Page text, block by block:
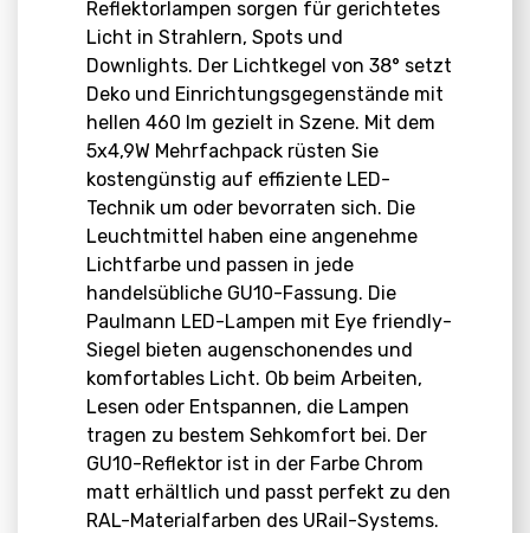
Reflektorlampen sorgen für gerichtetes
Licht in Strahlern, Spots und
Downlights. Der Lichtkegel von 38° setzt
Deko und Einrichtungsgegenstände mit
hellen 460 lm gezielt in Szene. Mit dem
5x4,9W Mehrfachpack rüsten Sie
kostengünstig auf effiziente LED-
Technik um oder bevorraten sich. Die
Leuchtmittel haben eine angenehme
Lichtfarbe und passen in jede
handelsübliche GU10-Fassung. Die
Paulmann LED-Lampen mit Eye friendly-
Siegel bieten augenschonendes und
komfortables Licht. Ob beim Arbeiten,
Lesen oder Entspannen, die Lampen
tragen zu bestem Sehkomfort bei. Der
GU10-Reflektor ist in der Farbe Chrom
matt erhältlich und passt perfekt zu den
RAL-Materialfarben des URail-Systems.